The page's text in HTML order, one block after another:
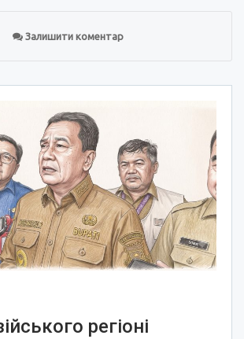
Залишити коментар
регіоні